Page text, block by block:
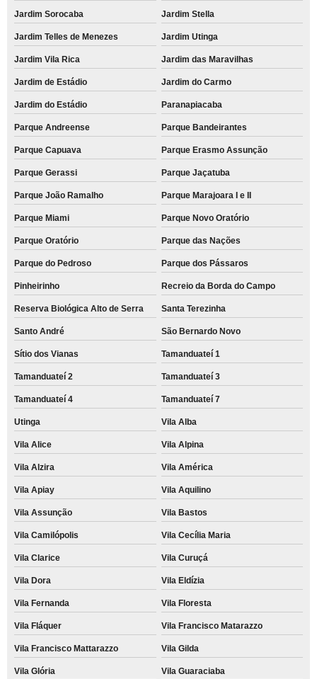
Jardim Sorocaba Jardim Stella
Jardim Telles de Menezes Jardim Utinga
Jardim Vila Rica Jardim das Maravilhas
Jardim de Estádio Jardim do Carmo
Jardim do Estádio Paranapiacaba
Parque Andreense Parque Bandeirantes
Parque Capuava Parque Erasmo Assunção
Parque Gerassi Parque Jaçatuba
Parque João Ramalho Parque Marajoara I e II
Parque Miami Parque Novo Oratório
Parque Oratório Parque das Nações
Parque do Pedroso Parque dos Pássaros
Pinheirinho Recreio da Borda do Campo
Reserva Biológica Alto de Serra Santa Terezinha
Santo André São Bernardo Novo
Sítio dos Vianas Tamanduateí 1
Tamanduateí 2 Tamanduateí 3
Tamanduateí 4 Tamanduateí 7
Utinga Vila Alba
Vila Alice Vila Alpina
Vila Alzira Vila América
Vila Apiay Vila Aquilino
Vila Assunção Vila Bastos
Vila Camilópolis Vila Cecília Maria
Vila Clarice Vila Curuçá
Vila Dora Vila Eldízia
Vila Fernanda Vila Floresta
Vila Fláquer Vila Francisco Matarazzo
Vila Francisco Mattarazzo Vila Gilda
Vila Glória Vila Guaraciaba